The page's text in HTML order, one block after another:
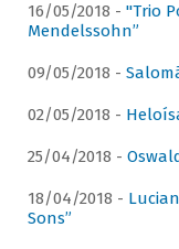
16/05/2018 - "Trio
Mendelssohn”
09/05/2018 -
02/05/2018 -
25/04/2018 -
18/04/2018 -
Sons”